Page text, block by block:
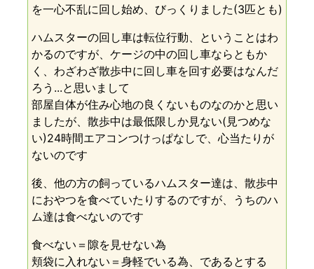
を一心不乱に回し始め、びっくりました(3匹とも)
ハムスターの回し車は転位行動、ということはわ
かるのですが、ケージの中の回し車ならともか
く、わざわざ散歩中に回し車を回す必要はなんだ
ろう...と思いまして
部屋自体が住み心地の良くないものなのかと思い
ましたが、散歩中は最低限しか見ない(見つめな
い)24時間エアコンつけっぱなしで、心当たりが
ないのです
後、他の方の飼っているハムスター達は、散歩中
におやつを食べていたりするのですが、うちのハ
ム達は食べないのです
食べない＝隙を見せない為
頬袋に入れない＝身軽でいる為、であるとする